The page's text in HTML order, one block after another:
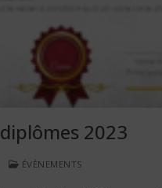
2023
ÉVÈNEMENTS